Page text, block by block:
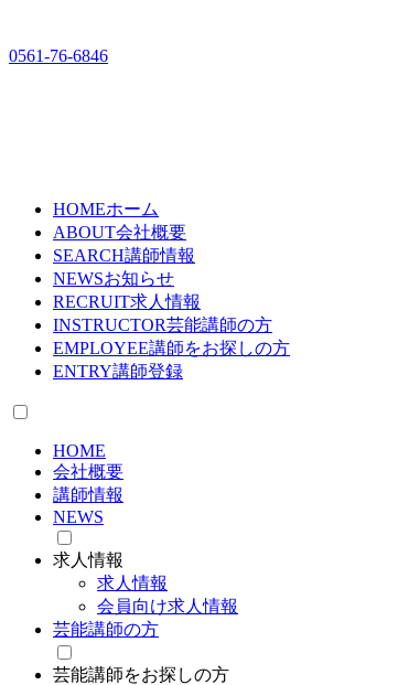
0561-76-6846
HOMEホーム
ABOUT会社概要
SEARCH講師情報
NEWSお知らせ
RECRUIT求人情報
INSTRUCTOR芸能講師の方
EMPLOYEE講師をお探しの方
ENTRY講師登録
HOME
会社概要
講師情報
NEWS
求人情報
求人情報
会員向け求人情報
芸能講師の方
芸能講師をお探しの方